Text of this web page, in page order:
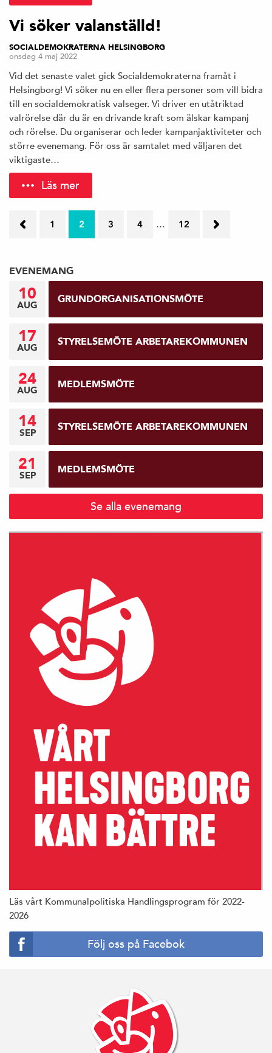
Vi söker valanställd!
SOCIALDEMOKRATERNA HELSINGBORG
onsdag 4 maj 2022
Vid det senaste valet gick Socialdemokraterna framåt i
Helsingborg! Vi söker nu en eller flera personer som vill bidra
till en socialdemokratisk valseger. Vi driver en utåtriktad
valrörelse där du är en drivande kraft som älskar kampanj
och rörelse. Du organiserar och leder kampanjaktiviteter och
större evenemang. För oss är samtalet med väljaren det
viktigaste…
Läs mer
←
r
e
å
e
d
si
1 2 3 4 … 12 N
a
EVENEMANG
10
AUG GRUNDORGANISATIONSMÖTE
17
AUG STYRELSEMÖTE ARBETAREKOMMUNEN
24
AUG MEDLEMSMÖTE
14
SEP STYRELSEMÖTE ARBETAREKOMMUNEN
21
SEP MEDLEMSMÖTE
Se alla evenemang
Läs vårt Kommunalpolitiska Handlingsprogram för 2022-
2026
Följ oss på Facebok